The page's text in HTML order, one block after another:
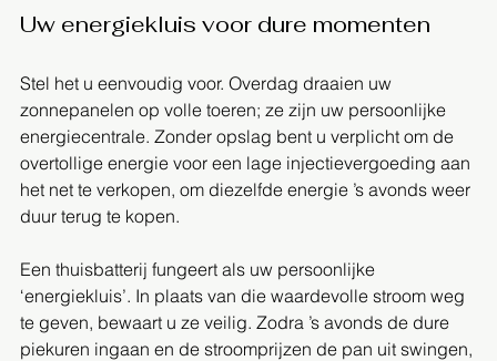
Uw energiekluis voor dure momenten
Stel het u eenvoudig voor. Overdag draaien uw
zonnepanelen op volle toeren; ze zijn uw persoonlijke
energiecentrale. Zonder opslag bent u verplicht om de
overtollige energie voor een lage injectievergoeding aan
het net te verkopen, om diezelfde energie ’s avonds weer
duur terug te kopen.
Een thuisbatterij fungeert als uw persoonlijke
‘energiekluis’. In plaats van die waardevolle stroom weg
te geven, bewaart u ze veilig. Zodra ’s avonds de dure
piekuren ingaan en de stroomprijzen de pan uit swingen,